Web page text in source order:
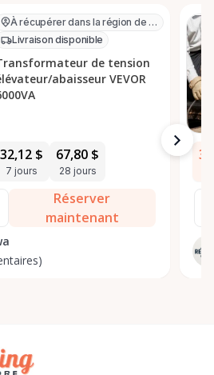
À récupérer dans la région de Ottawa
Livraison disponible
de tension
abaisseur VEVOR
32,12 $
7 jours
67,80 $
28 jours
Réserver
maintenant